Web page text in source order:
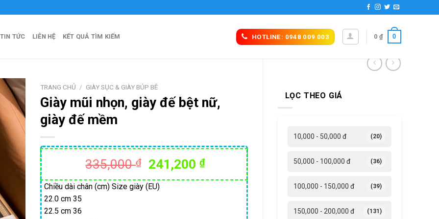
Official
TIN TỨC LIÊN HỆ KẾT QUẢ TÌM KIẾM HOTLINE: 0948 009 003 0 ₫ 0
LỌC THEO GIÁ
10,000 - 50,000 đ (20)
50,000 - 100,000 đ (36)
100,000 - 150,000 đ (39)
150,000 - 200,000 đ (131)
TRANG CHỦ / GIÀY SỤC & GIÀY BÚP BÊ
Giày mũi nhọn, giày đế bệt nữ,
giày đế mềm
335,000₫
Giá
gốc
là:
241,200₫Giá
hiện
241,200 ₫.
Chiều dài chân (cm) Size giày (EU)
22.0 cm 35
22.5 cm 36